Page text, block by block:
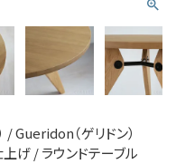
/ Gueridon（ゲリドン）
げ / ラウンドテーブル